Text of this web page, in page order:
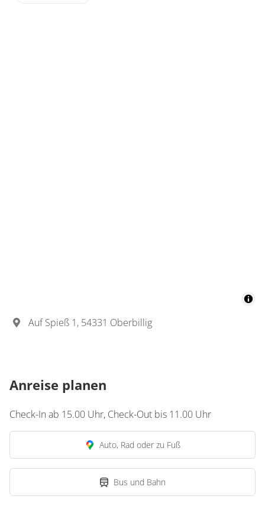
Auf Spieß 1, 54331 Oberbillig
Anreise planen
Check-In ab 15.00 Uhr, Check-Out bis 11.00 Uhr
Auto, Rad oder zu Fuß
Bus und Bahn